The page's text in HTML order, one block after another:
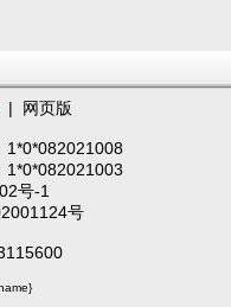
| 网页版
1*0*082021008
1*0*082021003
号-1
号